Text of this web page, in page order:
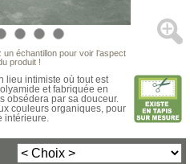
échantillon pour voir l’aspect
produit !
lieu intimiste où tout est
et fabriquée en
obsédera par sa douceur.
couleurs organiques, pour
intérieure.